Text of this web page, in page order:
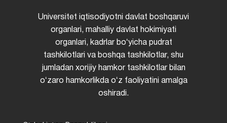
Universitet iqtisodiyotni davlat boshqaruvi
organlari, mahalliy davlat hokimiyati
organlari, kadrlar boʻyicha pudrat
tashkilotlari va boshqa tashkilotlar, shu
jumladan xorijiy hamkor tashkilotlar bilan
oʻzaro hamkorlikda oʻz faoliyatini amalga
oshiradi.